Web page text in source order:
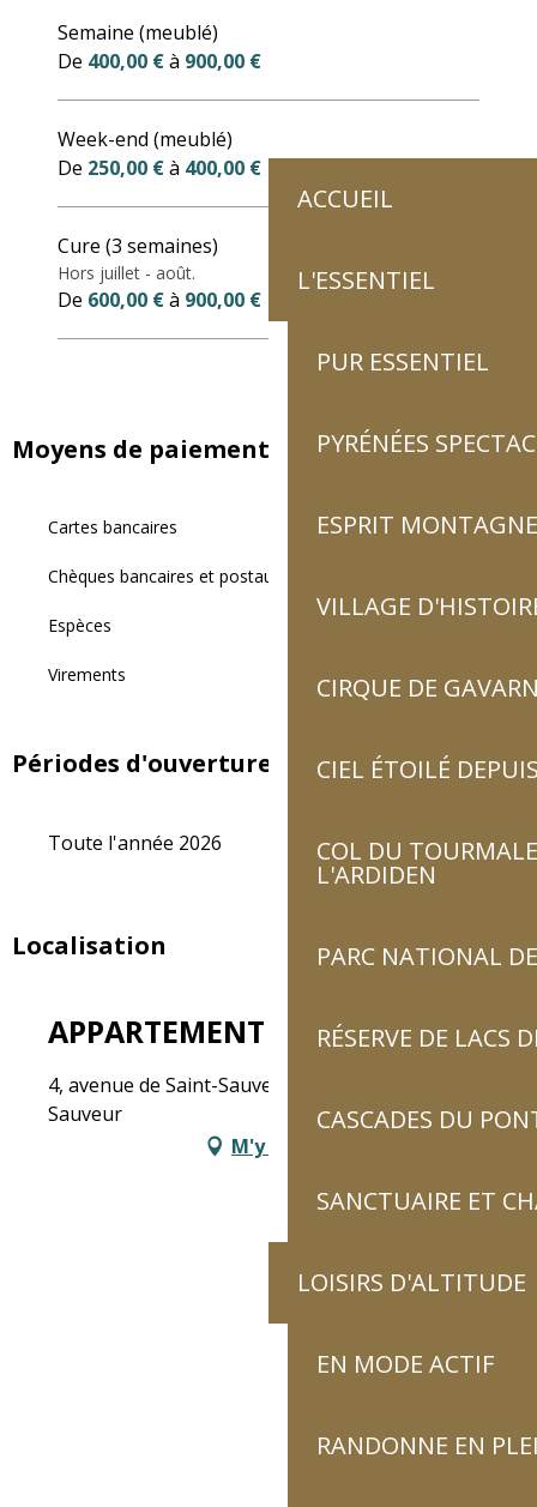
ACCUEIL
L'ESSENTIEL
PUR ESSENTIEL
PYRÉNÉES
ESPRIT MONTAGNE
VILLAGE
CIRQUE DE
CIEL ÉTOILÉ
COL DU
L'ARDIDEN
PARC NATIONAL
RÉSERVE DE LACS
CASCADES DU
SANCTUAIRE ET
LOISIRS D'ALTITUDE
EN MODE ACTIF
RANDONNE EN
Semaine (meublé)
De 400,00 €à 900,00 €
Week-end (meublé)
De 250,00 €à 400,00 €
Cure (3 semaines)
Hors juillet - août.
De 600,00 €à 900,00 €
Moyens de paiement
Cartes bancaires
Chèques bancaires et postaux
Espèces
Virements
Périodes d'ouverture
Toute l'année 2026
Localisation
APPARTEMENT DANS MAISON
4, avenue de Saint-Sauveur, 65120 Luz-Saint-
Sauveur
M'y rendre